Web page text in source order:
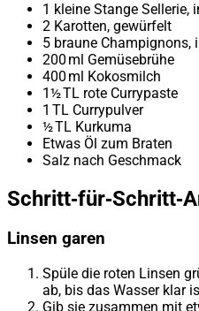
1 kleine Stange Sellerie,
2 Karotten, gewürfelt
5 braune Champignons,
200 ml Gemüsebrühe
400 ml Kokosmilch
1½ TL rote Currypaste
1 TL Currypulver
½ TL Kurkuma
Etwas Öl zum Braten
Salz nach Geschmack
Linsen garen
Spüle die roten Linsen
ab, bis das Wasser klar
Gib sie zusammen mit